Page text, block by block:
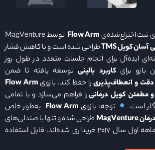
ثبت اختراع‌شده‌یFlow Arm
توسط MagVenture
آسان کویلTMS
طراحی شده است و با کاهش فشار
ایده‌آل برای انجام جلسات متعدد در طول روز
برایکاربرد بالینیتوسعه یافته تا ضمن
دقت و انعطاف‌پذیریرا حفظ کند. بازویFlow Arm
و مطمئن کویل درمانیرا فراهم می‌سازد و با تمامی
است.
توجه: بازوی Flow Arm به‌طور خاص
MagVenture
طراحی شده و تنها با صندلی‌های
درمانی که پس از سه‌ماهه اول سال ۲۰۱۷ خریداری شده‌اند، قابل استفاده